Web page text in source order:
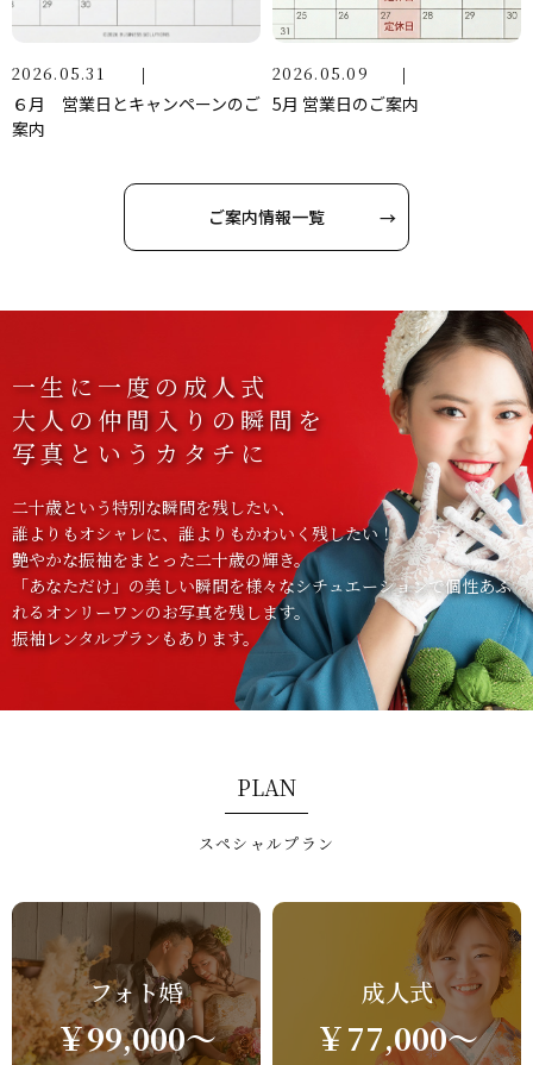
2026.05.31
６月 営業日とキャンペーンのご
案内
2026.05.09
5月 営業日のご案内
ご案内情報一覧
一生に一度の成人式
大人の仲間入りの瞬間を
写真というカタチに
二十歳という特別な瞬間を残したい、
誰よりもオシャレに、誰よりもかわいく残したい！
艶やかな振袖をまとった二十歳の輝き。
「あなただけ」の美しい瞬間を様々なシチュエーションで個性あふ
れるオンリーワンのお写真を残します。
振袖レンタルプランもあります。
PLAN
スペシャルプラン
フォト婚
￥99,000～
成人式
￥77,000～